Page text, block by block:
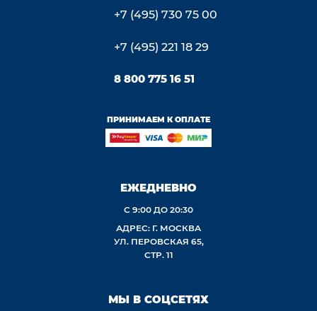
+7 (495) 730 75 00
+7 (495) 221 18 29
8 800 775 16 51
ПРИНИМАЕМ К ОПЛАТЕ
ЕЖЕДНЕВНО
С 9:00 ДО 20:30
АДРЕС: Г. МОСКВА
УЛ. ПЕРОВСКАЯ 65,
СТР. 11
МЫ В СОЦСЕТЯХ